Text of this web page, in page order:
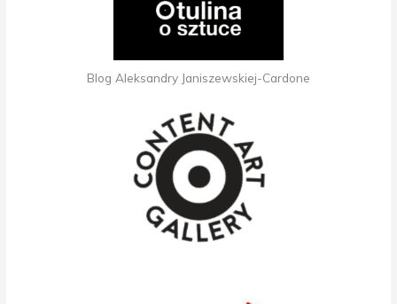
Blog Aleksandry Janiszewskiej-Cardone